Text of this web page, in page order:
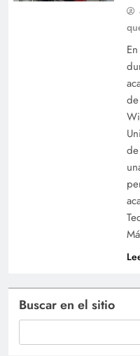
Buscar en el sitio